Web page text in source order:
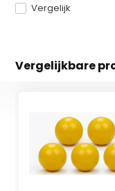
Vergelijk
Vergelijkbare